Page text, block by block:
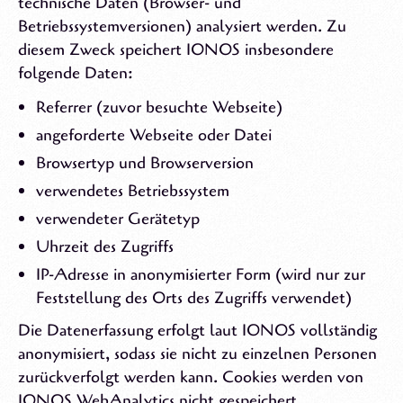
Betriebssystemversionen) analysiert werden. Zu
diesem Zweck speichert IONOS insbesondere
folgende Daten:
Referrer (zuvor besuchte Webseite)
angeforderte Webseite oder Datei
Browsertyp und Browserversion
verwendetes Betriebssystem
verwendeter Gerätetyp
Uhrzeit des Zugriffs
IP-Adresse in anonymisierter Form (wird nur zur
Feststellung des Orts des Zugriffs verwendet)
Die Datenerfassung erfolgt laut IONOS vollständig
anonymisiert, sodass sie nicht zu einzelnen Personen
zurückverfolgt werden kann. Cookies werden von